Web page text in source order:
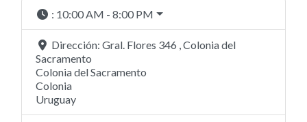
: 10:00 AM - 8:00 PM
Dirección: Gral. Flores 346 , Colonia del
Sacramento
Colonia del Sacramento
Colonia
Uruguay